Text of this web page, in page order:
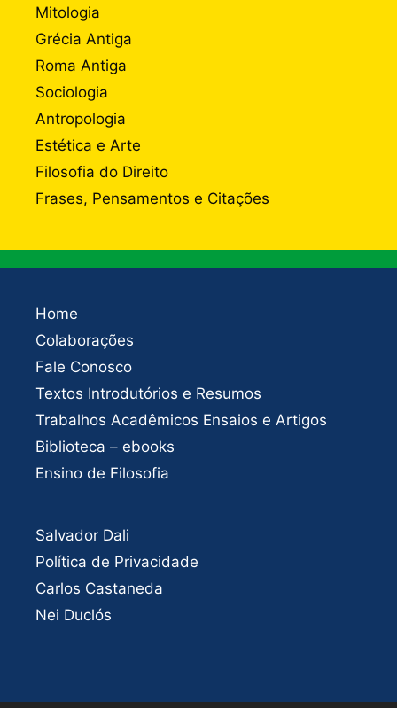
Mitologia
Grécia Antiga
Roma Antiga
Sociologia
Antropologia
Estética e Arte
Filosofia do Direito
Frases, Pensamentos e Citações
Home
Colaborações
Fale Conosco
Textos Introdutórios e Resumos
Trabalhos Acadêmicos Ensaios e Artigos
Biblioteca – ebooks
Ensino de Filosofia
Salvador Dali
Política de Privacidade
Carlos Castaneda
Nei Duclós